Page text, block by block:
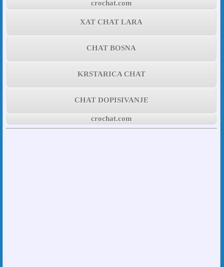
crochat.com
XAT CHAT LARA
CHAT BOSNA
KRSTARICA CHAT
CHAT DOPISIVANJE
crochat.com